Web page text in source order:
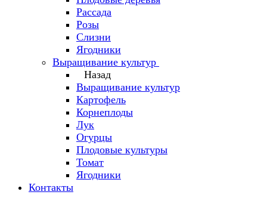
Рассада
Розы
Слизни
Ягодники
Выращивание культур
Назад
Выращивание культур
Картофель
Корнеплоды
Лук
Огурцы
Плодовые культуры
Томат
Ягодники
Контакты